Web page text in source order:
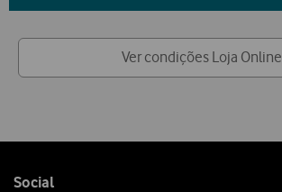
Ver condições Loja Online
Follow
Social